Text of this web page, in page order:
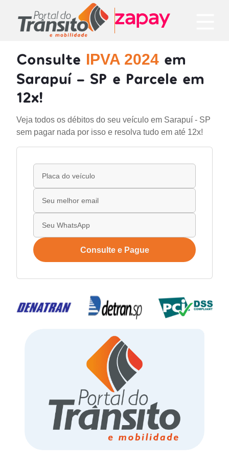
Consulte IPVA 2024 em
Sarapuí - SP e Parcele em
12x!
Veja todos os débitos do seu veículo em Sarapuí - SP
sem pagar nada por isso e resolva tudo em até 12x!
Consulte e Pague